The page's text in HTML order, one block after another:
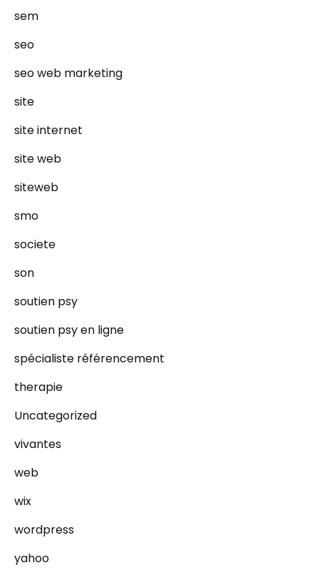
sem
seo
seo web marketing
site
site internet
site web
siteweb
smo
societe
son
soutien psy
soutien psy en ligne
spécialiste référencement
therapie
Uncategorized
vivantes
web
wix
wordpress
yahoo